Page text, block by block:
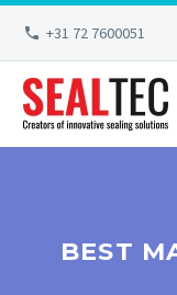
+31 72 7600051
BEST